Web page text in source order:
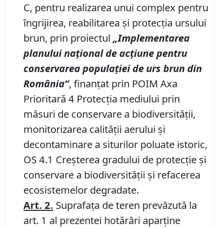
C, pentru realizarea unui complex pentru
îngrijirea, reabilitarea și protecția ursului
brun, prin proiectul „Implementarea
planului național de acțiune pentru
conservarea populației de urs brun din
România”, finanţat prin POIM Axa
Prioritară 4 Protecţia mediului prin
măsuri de conservare a biodiversităţii,
monitorizarea calităţii aerului şi
decontaminare a siturilor poluate istoric,
OS 4.1 Creşterea gradului de protecţie şi
conservare a biodiversităţii şi refacerea
ecosistemelor degradate.
Art. 2. Suprafaţa de teren prevăzută la
art. 1 al prezentei hotărâri aparţine